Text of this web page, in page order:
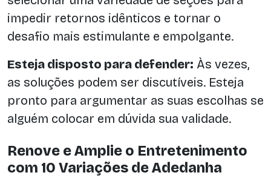
impedir retornos idênticos e tornar o
desafio mais estimulante e empolgante.
Esteja disposto para defender: Às vezes,
as soluções podem ser discutíveis. Esteja
pronto para argumentar as suas escolhas se
alguém colocar em dúvida sua validade.
Renove e Amplie o Entretenimento
com 10 Variações de Adedanha